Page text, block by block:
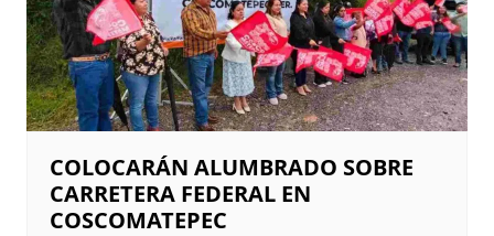
COLOCARÁN ALUMBRADO SOBRE
CARRETERA FEDERAL EN
COSCOMATEPEC